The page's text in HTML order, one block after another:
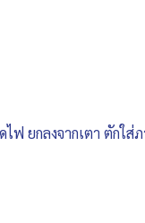
ฟ ยกลงจากเตา ตักใส่